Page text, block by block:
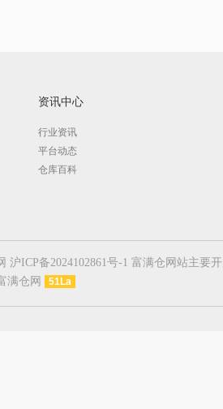
资讯中心
行业资讯
平台动态
仓库百科
沪ICP备2024102861号-1 富满仓网站主
满仓网
51La